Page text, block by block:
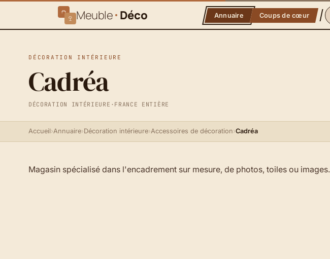
Meuble Déco Annuaire Coups de cœur
DÉCORATION INTÉRIEURE
Cadréa
DÉCORATION INTÉRIEURE · FRANCE ENTIÈRE
Accueil›Annuaire›Décoration intérieure›Accessoires de décoration›Cadréa
Magasin spécialisé dans l'encadrement sur mesure, de photos, toiles ou images.